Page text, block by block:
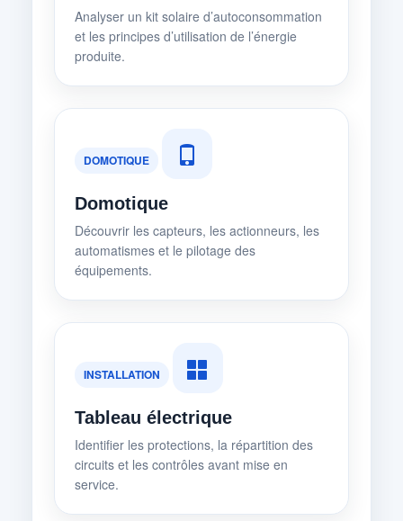
Analyser un kit solaire d’autoconsommation
et les principes d’utilisation de l’énergie
produite.
DOMOTIQUE
Domotique
Découvrir les capteurs, les actionneurs, les
automatismes et le pilotage des
équipements.
INSTALLATION
Tableau électrique
Identifier les protections, la répartition des
circuits et les contrôles avant mise en
service.